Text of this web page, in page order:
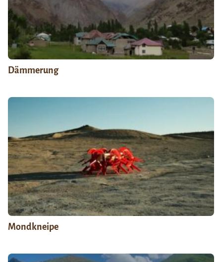
Dämmerung
Mondkneipe